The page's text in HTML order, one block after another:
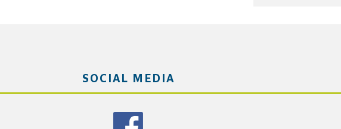
SOCIAL MEDIA